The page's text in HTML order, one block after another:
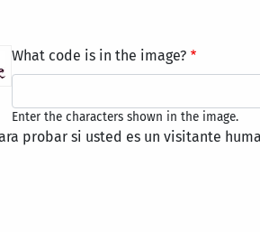
What code is in the image?
Enter the characters shown in the image.
probar si usted es un visitante